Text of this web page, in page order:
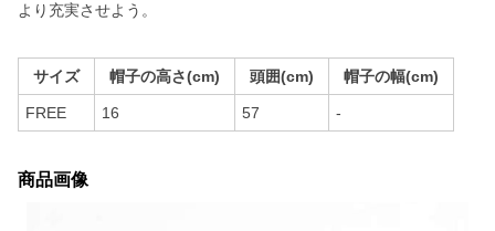
より充実させよう。
サイズ 帽子の高さ(cm) 頭囲(cm) 帽子の幅(cm)
FREE 16 57 -
商品画像